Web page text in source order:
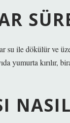
su ile dökülür ve
yumurta kırılır,